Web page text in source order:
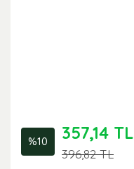
%10 357,14 TL
396,82 TL